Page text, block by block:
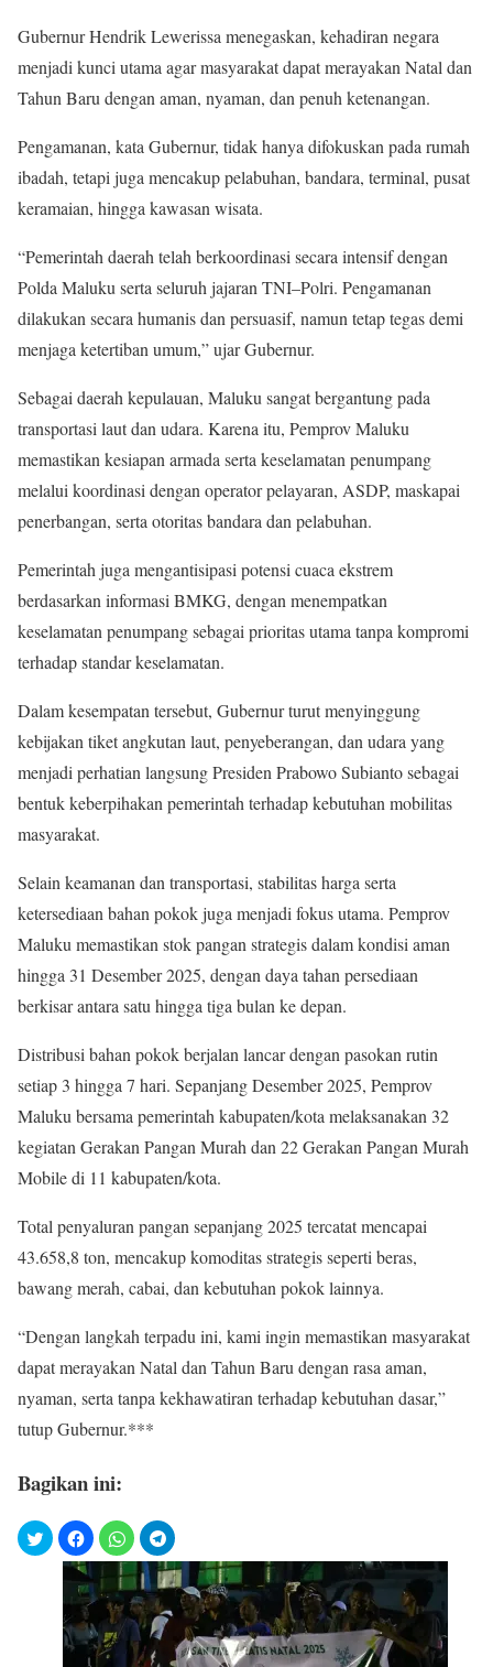
Gubernur Hendrik Lewerissa menegaskan, kehadiran negara
menjadi kunci utama agar masyarakat dapat merayakan Natal dan
Tahun Baru dengan aman, nyaman, dan penuh ketenangan.
Pengamanan, kata Gubernur, tidak hanya difokuskan pada rumah
ibadah, tetapi juga mencakup pelabuhan, bandara, terminal, pusat
keramaian, hingga kawasan wisata.
“Pemerintah daerah telah berkoordinasi secara intensif dengan
Polda Maluku serta seluruh jajaran TNI–Polri. Pengamanan
dilakukan secara humanis dan persuasif, namun tetap tegas demi
menjaga ketertiban umum,” ujar Gubernur.
Sebagai daerah kepulauan, Maluku sangat bergantung pada
transportasi laut dan udara. Karena itu, Pemprov Maluku
memastikan kesiapan armada serta keselamatan penumpang
melalui koordinasi dengan operator pelayaran, ASDP, maskapai
penerbangan, serta otoritas bandara dan pelabuhan.
Pemerintah juga mengantisipasi potensi cuaca ekstrem
berdasarkan informasi BMKG, dengan menempatkan
keselamatan penumpang sebagai prioritas utama tanpa kompromi
terhadap standar keselamatan.
Dalam kesempatan tersebut, Gubernur turut menyinggung
kebijakan tiket angkutan laut, penyeberangan, dan udara yang
menjadi perhatian langsung Presiden Prabowo Subianto sebagai
bentuk keberpihakan pemerintah terhadap kebutuhan mobilitas
masyarakat.
Selain keamanan dan transportasi, stabilitas harga serta
ketersediaan bahan pokok juga menjadi fokus utama. Pemprov
Maluku memastikan stok pangan strategis dalam kondisi aman
hingga 31 Desember 2025, dengan daya tahan persediaan
berkisar antara satu hingga tiga bulan ke depan.
Distribusi bahan pokok berjalan lancar dengan pasokan rutin
setiap 3 hingga 7 hari. Sepanjang Desember 2025, Pemprov
Maluku bersama pemerintah kabupaten/kota melaksanakan 32
kegiatan Gerakan Pangan Murah dan 22 Gerakan Pangan Murah
Mobile di 11 kabupaten/kota.
Total penyaluran pangan sepanjang 2025 tercatat mencapai
43.658,8 ton, mencakup komoditas strategis seperti beras,
bawang merah, cabai, dan kebutuhan pokok lainnya.
“Dengan langkah terpadu ini, kami ingin memastikan masyarakat
dapat merayakan Natal dan Tahun Baru dengan rasa aman,
nyaman, serta tanpa kekhawatiran terhadap kebutuhan dasar,”
tutup Gubernur.***
Bagikan ini: